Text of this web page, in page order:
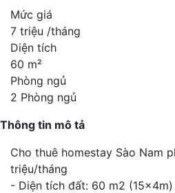
Mức giá
7 triệu /tháng
Diện tích
60 m²
Phòng ngủ
2 Phòng ngủ
Thông tin mô tả
Cho thuê homestay Sào Nam
triệu/tháng
- Diện tích đất: 60 m2 (15x4m)